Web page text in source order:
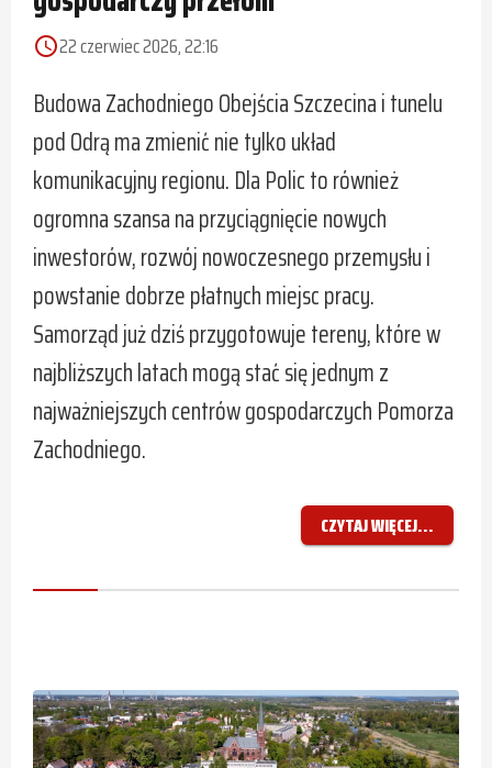
access_time22 czerwiec 2026, 22:16
Budowa Zachodniego Obejścia Szczecina i tunelu
pod Odrą ma zmienić nie tylko układ
komunikacyjny regionu. Dla Polic to również
ogromna szansa na przyciągnięcie nowych
inwestorów, rozwój nowoczesnego przemysłu i
powstanie dobrze płatnych miejsc pracy.
Samorząd już dziś przygotowuje tereny, które w
najbliższych latach mogą stać się jednym z
najważniejszych centrów gospodarczych Pomorza
Zachodniego.
CZYTAJ WIĘCEJ...